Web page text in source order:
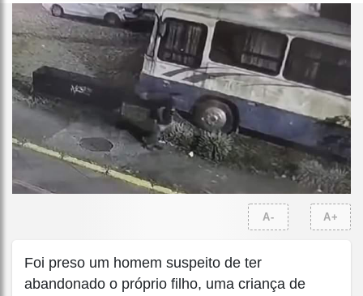
A- A+
Foi preso um homem suspeito de ter
abandonado o próprio filho, uma criança de